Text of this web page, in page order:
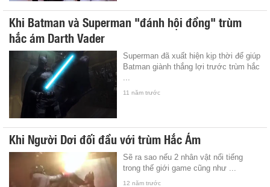
Khi Batman và Superman "đánh hội đồng" trùm
hắc ám Darth Vader
Superman đã xuất hiện kịp thời để giúp
Batman giành thắng lợi trước trùm hắc
11 năm trước
Khi Người Dơi đối đầu với trùm Hắc Ám
Sẽ ra sao nếu 2 nhân vật nổi tiếng
trong thế giới game cũng như ...
12 năm trước